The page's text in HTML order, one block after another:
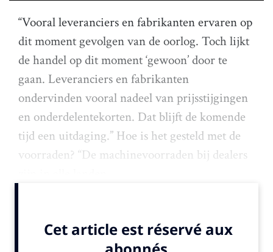
“Vooral leveranciers en fabrikanten ervaren op
dit moment gevolgen van de oorlog. Toch lijkt
de handel op dit moment ‘gewoon’ door te
gaan. Leveranciers en fabrikanten
ondervinden vooral nadeel van prijsstijgingen
en onderdelentekorten. Dat blijft de komende
tijd een uitdaging.” Hoe is het gesteld met de
voorraden? “De machinevoorraden bij dealers